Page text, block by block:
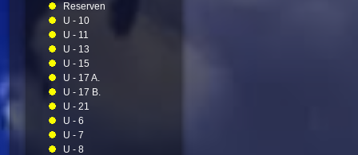
Reserven
U - 10
U - 11
U - 13
U - 15
U - 17 A.
U - 17 B.
U - 21
U - 6
U - 7
U - 8